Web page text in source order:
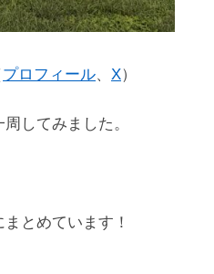
プロフィール、 X）
してみました。
とめています！